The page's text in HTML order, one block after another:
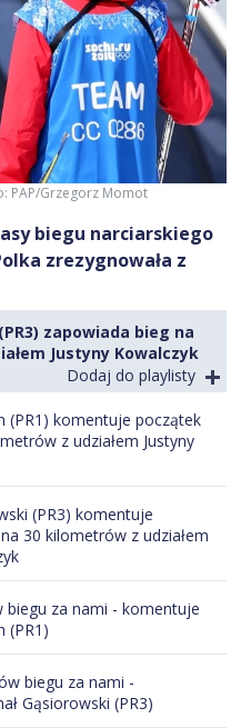
PAP/Grzegorz Momot
biegu narciarskiego
zrezygnowała z
zapowiada bieg na
Justyny Kowalczyk
Dodaj do playlisty
(PR1) komentuje początek
z udziałem Justyny
(PR3) komentuje
30 kilometrów z udziałem
biegu za nami - komentuje
(PR1)
biegu za nami -
Gąsiorowski (PR3)